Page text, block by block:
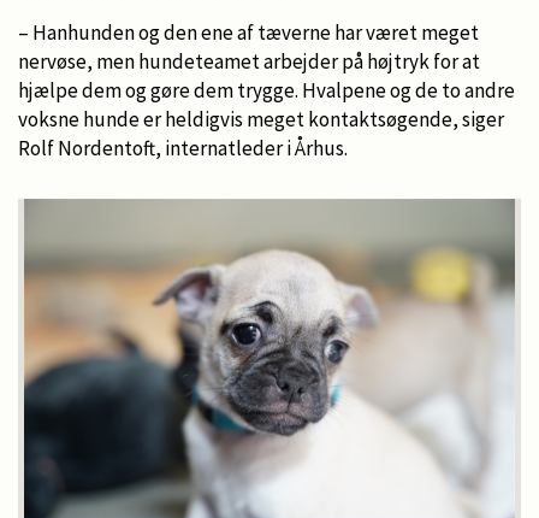
– Hanhunden og den ene af tæverne har været meget
nervøse, men hundeteamet arbejder på højtryk for at
hjælpe dem og gøre dem trygge. Hvalpene og de to andre
voksne hunde er heldigvis meget kontaktsøgende, siger
Rolf Nordentoft, internatleder i Århus.